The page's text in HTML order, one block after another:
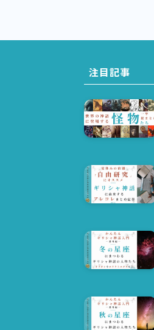
注目記事